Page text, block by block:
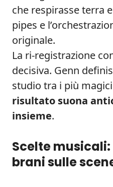
che respirasse terra
pipes e
originale.
La ri-registrazione
decisiva. Genn
studio tra i più
risultato suona
insieme.
Scelte
brani sulle